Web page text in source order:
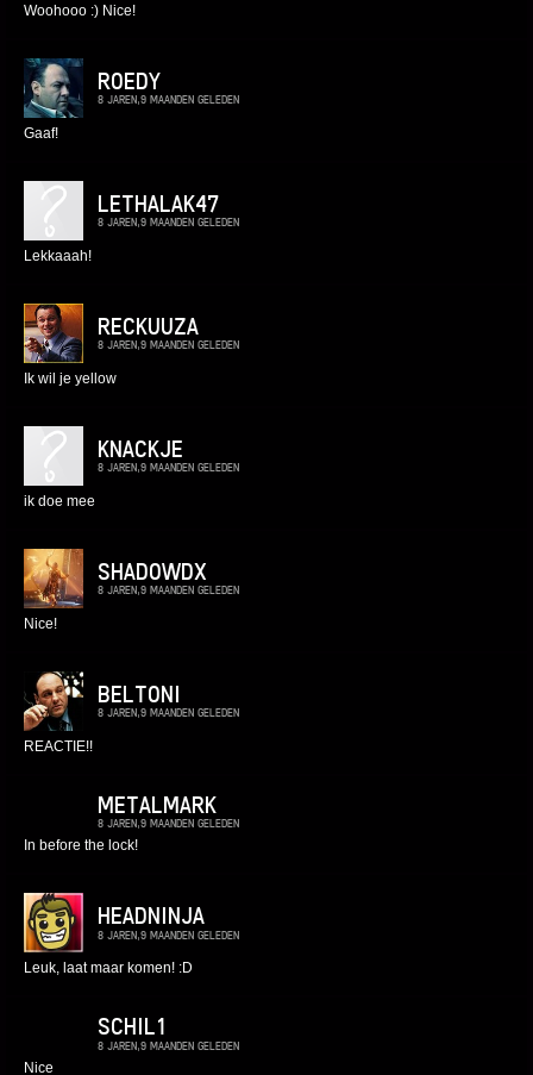
Woohooo :) Nice!
ROEDY
8 JAREN,9 MAANDEN GELEDEN
Gaaf!
LETHALAK47
8 JAREN,9 MAANDEN GELEDEN
Lekkaaah!
RECKUUZA
8 JAREN,9 MAANDEN GELEDEN
Ik wil je yellow
KNACKJE
8 JAREN,9 MAANDEN GELEDEN
ik doe mee
SHADOWDX
8 JAREN,9 MAANDEN GELEDEN
Nice!
BELTONI
8 JAREN,9 MAANDEN GELEDEN
REACTIE!!
METALMARK
8 JAREN,9 MAANDEN GELEDEN
In before the lock!
HEADNINJA
8 JAREN,9 MAANDEN GELEDEN
Leuk, laat maar komen! :D
SCHIL1
8 JAREN,9 MAANDEN GELEDEN
Nice